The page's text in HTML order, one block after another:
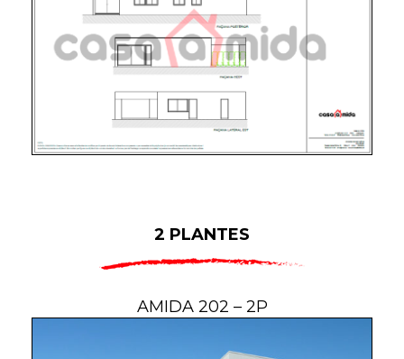
2 PLANTES
AMIDA 202 – 2P